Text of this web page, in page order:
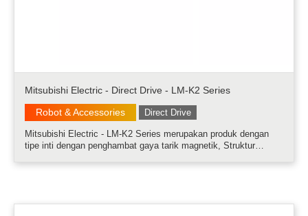
Mitsubishi Electric - Direct Drive - LM-K2 Series
Robot & Accessories
Direct Drive
Mitsubishi Electric - LM-K2 Series merupakan produk dengan
tipe inti dengan penghambat gaya tarik magnetik, Struktur